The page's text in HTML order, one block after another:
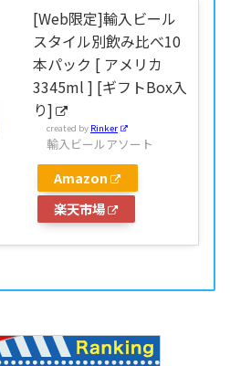
[Web限定]輸入ビール
スタイル別飲み比べ10
本パック [ アメリカ
3345ml ] [ギフトBox入
り]
created by Rinker
輸入ビールアソート
Amazon
楽天市場